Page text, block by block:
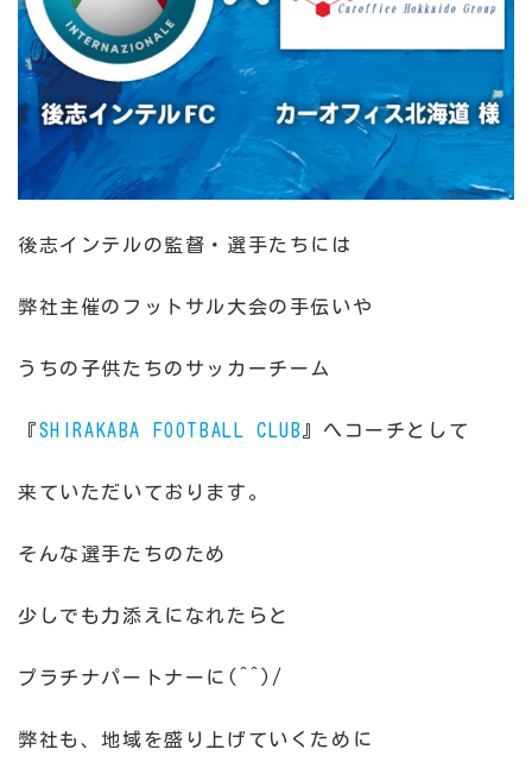
後志インテルの監督・選手たちには
弊社主催のフットサル大会の手伝いや
うちの子供たちのサッカーチーム
『SHIRAKABA FOOTBALL CLUB 』へコーチとして
来ていただいております。
そんな選手たちのため
少しでも力添えになれたらと
プラチナパートナーに(^^)/
弊社も、地域を盛り上げていくために